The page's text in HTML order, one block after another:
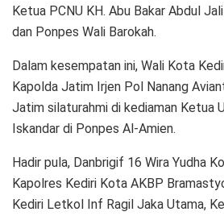
Ketua PCNU KH. Abu Bakar Abdul
dan Ponpes Wali Barokah.
Dalam kesempatan ini, Wali Kota
Kapolda Jatim Irjen Pol Nanang
Jatim silaturahmi di kediaman Ketua
Iskandar di Ponpes Al-Amien.
Hadir pula, Danbrigif 16 Wira Yudha
Kapolres Kediri Kota AKBP
Kediri Letkol Inf Ragil Jaka Utama,